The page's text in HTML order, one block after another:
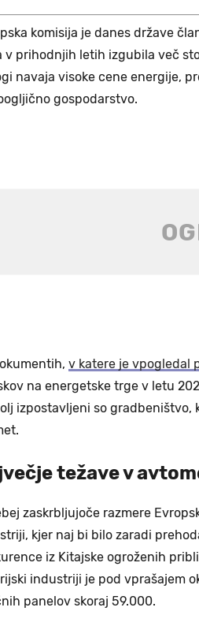
komisija je danes države
v prihodnjih letih izgubila več
navaja visoke cene energije,
gospodarstvo.
v katere je vpogledal
na energetske trge v letu
izpostavljeni so
težave v
zaskrbljujoče razmere
kjer naj bi bilo zaradi
iz Kitajske ogroženih
industriji je pod vprašajem
panelov skoraj 59.000.